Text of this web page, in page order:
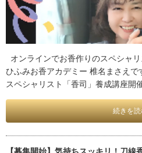
オンラインでお香作りのスペシャ
ひふみお香アカデミー 椎名まさえ
スペシャリスト「香司」養成講座開
続きを